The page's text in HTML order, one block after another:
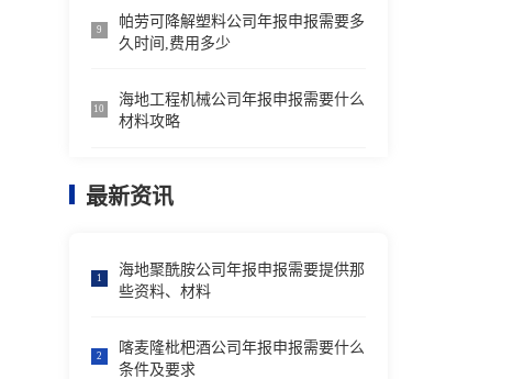
9
帕劳可降解塑料公司年报申报需要多
久时间,费用多少
10
海地工程机械公司年报申报需要什么
材料攻略
最新资讯
1
海地聚酰胺公司年报申报需要提供那
些资料、材料
2
喀麦隆枇杷酒公司年报申报需要什么
条件及要求